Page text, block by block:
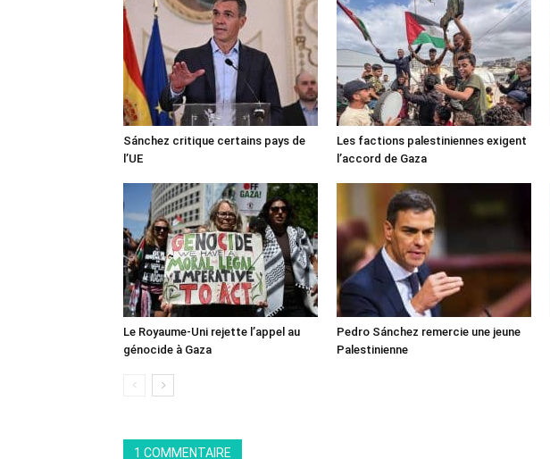
Sánchez critique certains pays de
l’UE
Les factions palestiniennes exigent
l’accord de Gaza
Le Royaume-Uni rejette l’appel au
génocide à Gaza
Pedro Sánchez remercie une jeune
Palestinienne
1 COMMENTAIRE